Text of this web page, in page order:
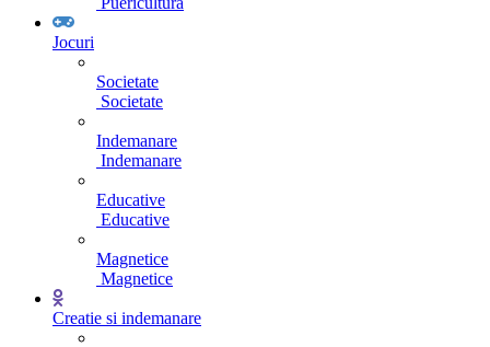
Jocuri
Societate
Societate
Indemanare
Indemanare
Educative
Educative
Magnetice
Magnetice
Creatie si indemanare